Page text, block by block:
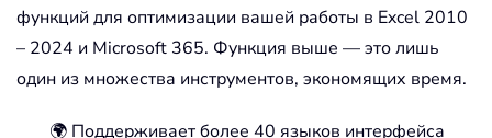
функций для оптимизации вашей работы в Excel 2010
– 2024 и Microsoft 365. Функция выше — это лишь
один из множества инструментов, экономящих время.
🌍 Поддерживает более 40 языков интерфейса